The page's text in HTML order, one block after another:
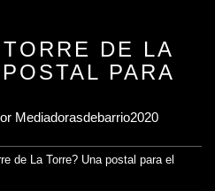
DE LA
PARA
Mediadorasdebarrio2020
de La Torre? Una postal para el